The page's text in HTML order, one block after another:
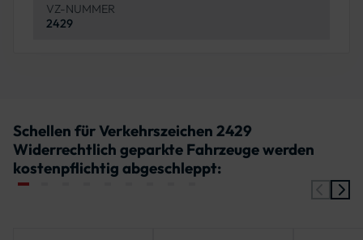
VZ-NUMMER
2429
Schellen für Verkehrszeichen 2429
Widerrechtlich geparkte Fahrzeuge werden
kostenpflichtig abgeschleppt: